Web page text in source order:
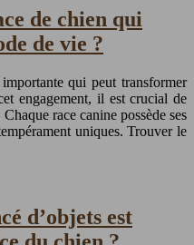
de chien qui
de vie ?
qui peut transformer
engagement, il est crucial de
race canine possède ses
uniques. Trouver le
d’objets est